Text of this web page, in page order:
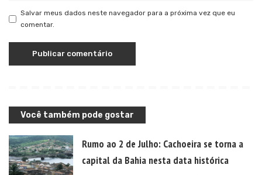
Salvar meus dados neste navegador para a próxima vez que eu
comentar.
Você também pode gostar
Rumo ao 2 de Julho: Cachoeira se torna a
capital da Bahia nesta data histórica